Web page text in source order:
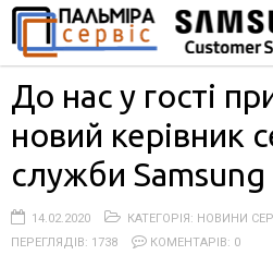
До нас у гості
новий керівник
служби Samsung
14.02.2020 КАТЕГОРІЯ: НОВИНИ
ПЕРЕГЛЯДІВ: 1738
КОМЕНТАРІВ: 0